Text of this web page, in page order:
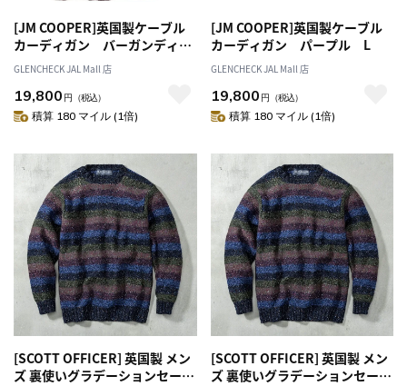
[JM COOPER]英国製ケーブル
カーディガン バーガンディ
L
GLENCHECK JAL Mall 店
19,800 円 （税込）
積算 180 マイル (1倍)
[JM COOPER]英国製ケーブル
カーディガン パープル L
GLENCHECK JAL Mall 店
19,800 円 （税込）
積算 180 マイル (1倍)
[SCOTT OFFICER] 英国製 メン
ズ 裏使いグラデーションセータ
[SCOTT OFFICER] 英国製 メン
ズ 裏使いグラデーションセータ